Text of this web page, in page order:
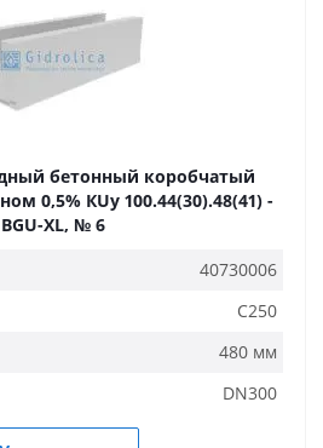
бетонный коробчатый
0,5% КUу 100.44(30).48(41) -
BGU-XL, № 6
40730006
C250
480 мм
DN300